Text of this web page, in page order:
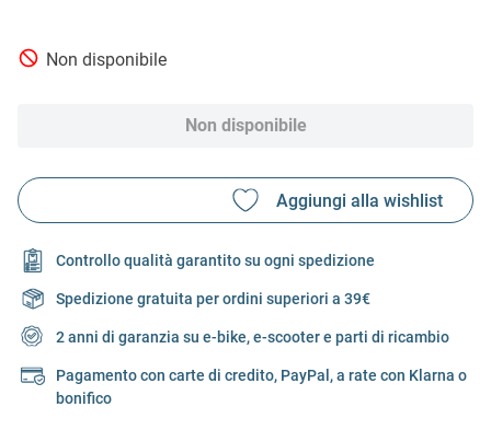
Non disponibile
Non disponibile
Controllo qualità garantito su ogni spedizione
Spedizione gratuita per ordini superiori a 39€
2 anni di garanzia su e-bike, e-scooter e parti di ricambio
Pagamento con carte di credito, PayPal, a rate con Klarna o
bonifico